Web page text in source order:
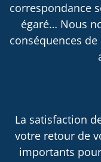
correspondance
égaré… Nous
conséquences de
La satisfaction
votre retour de
importants